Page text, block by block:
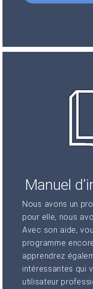
Manuel
Nous avons un
pour elle, nous
Avec son aide,
programme
apprendrez
intéressantes qui
utilisateur